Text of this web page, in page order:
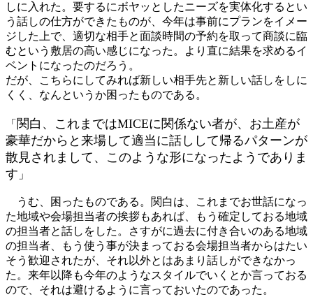
しに入れた。要するにボヤッとしたニーズを実体化するとい
う話しの仕方ができたものが、今年は事前にプランをイメー
ジした上で、適切な相手と面談時間の予約を取って商談に臨
むという敷居の高い感じになった。より直に結果を求めるイ
ベントになったのだろう。
だが、こちらにしてみれば新しい相手先と新しい話しをしに
くく、なんというか困ったものである。
「 関白、これまではMICEに関係ない者が、お土産が
豪華だからと来場して適当に話しして帰るパターンが
散見されまして、このような形になったようでありま
す 」
うむ、困ったものである。関白は、これまでお世話になっ
た地域や会場担当者の挨拶もあれば、もう確定しておる地域
の担当者と話しをした。さすがに過去に付き合いのある地域
の担当者、もう使う事が決まっておる会場担当者からはたい
そう歓迎されたが、それ以外とはあまり話しができなかっ
た。来年以降も今年のようなスタイルでいくとか言っておる
ので、それは避けるように言っておいたのであった。